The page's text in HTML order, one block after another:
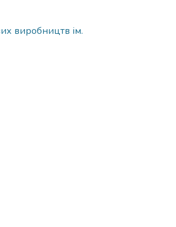
виробництв ім.